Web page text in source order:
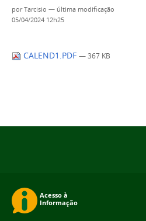
porTarcisio — última modificação
05/04/2024 12h25
CALEND1.PDF — 367 KB